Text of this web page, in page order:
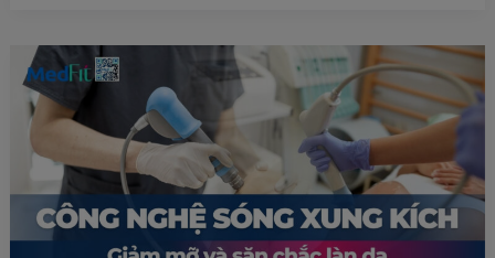
MỠ
KHÔNG
XÂM
VỚI
CÔNG
NGHỆ
TESLA
FORMER